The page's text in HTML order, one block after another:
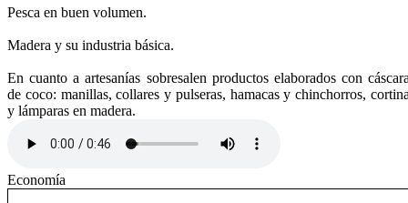
Pesca en buen volumen.
Madera y su industria básica.
En cuanto a artesanías sobresalen productos elaborados con
de coco: manillas, collares y pulseras, hamacas y chinchorros,
y lámparas en madera.
Economía